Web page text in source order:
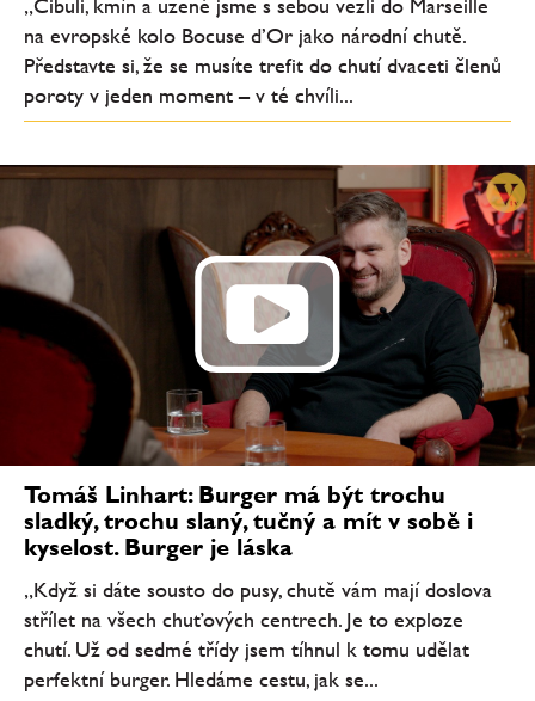
„Cibuli, kmín a uzené jsme s sebou vezli do Marseille
na evropské kolo Bocuse d’Or jako národní chutě.
Představte si, že se musíte trefit do chutí dvaceti členů
poroty v jeden moment – v té chvíli...
Tomáš Linhart: Burger má být trochu
sladký, trochu slaný, tučný a mít v sobě i
kyselost. Burger je láska
„Když si dáte sousto do pusy, chutě vám mají doslova
střílet na všech chuťových centrech. Je to exploze
chutí. Už od sedmé třídy jsem tíhnul k tomu udělat
perfektní burger. Hledáme cestu, jak se...